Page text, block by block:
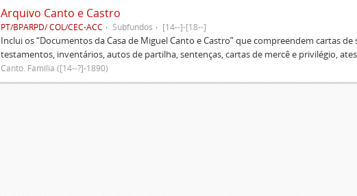
Arquivo Canto e Castro
PT/BPARPD/ COL/CEC-ACC Subfundos [14--]-[18--]
Inclui os “Documentos da Casa de Miguel Canto e Castro” que compreendem cartas
testamentos, inventários, autos de partilha, sentenças, cartas de mercê e privilégio,
Canto. Família ([14--?]-1890)